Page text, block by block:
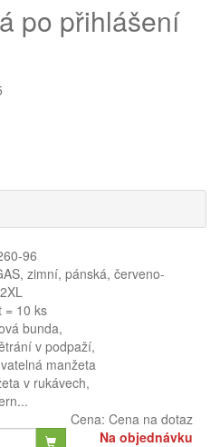
po přihlášení
96
zimní, pánská, červeno-
= 10 ks
bunda,
v podpaží,
manžeta
v rukávech,
Cena: Cena na dotaz
Na objednávku